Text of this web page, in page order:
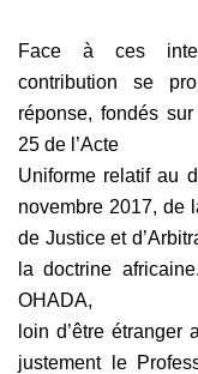
Face à ces
contribution se
réponse, fondés
25 de l’Acte
Uniforme relatif au
novembre 2017, de
de Justice et
la doctrine
OHADA,
loin d’être
justement le